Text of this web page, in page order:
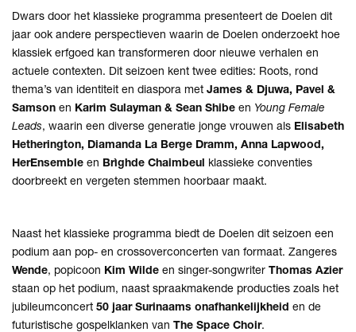
Dwars door het klassieke programma presenteert de Doelen dit
jaar ook andere perspectieven waarin de Doelen onderzoekt hoe
klassiek erfgoed kan transformeren door nieuwe verhalen en
actuele contexten. Dit seizoen kent twee edities: Roots, rond
thema’s van identiteit en diaspora met James & Djuwa, Pavel &
Samson en Karim Sulayman & Sean Shibe en Young Female
Leads, waarin een diverse generatie jonge vrouwen als Elisabeth
Hetherington, Diamanda La Berge Dramm, Anna Lapwood,
HerEnsemble en Brìghde Chaimbeul klassieke conventies
doorbreekt en vergeten stemmen hoorbaar maakt.
Naast het klassieke programma biedt de Doelen dit seizoen een
podium aan pop- en crossoverconcerten van formaat. Zangeres
Wende, popicoon Kim Wilde en singer-songwriter Thomas Azier
staan op het podium, naast spraakmakende producties zoals het
jubileumconcert 50 jaar Surinaams onafhankelijkheid en de
futuristische gospelklanken van The Space Choir.